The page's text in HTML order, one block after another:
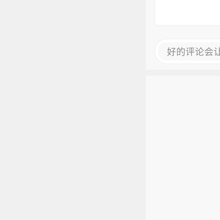
好的评论会